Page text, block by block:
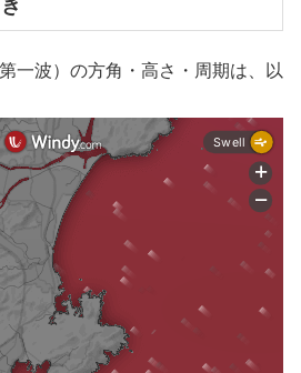
一波）の方角・高さ・周期は、以